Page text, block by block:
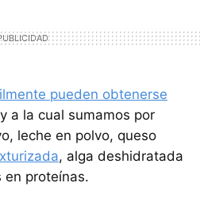
pueden obtenerse
a la cual sumamos por
leche en polvo, queso
, alga deshidratada
en proteínas.